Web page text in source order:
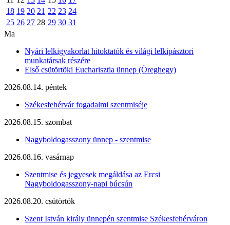
18 19 20 21 22 23 24
25 26 27 28 29 30 31
Ma
Nyári lelkigyakorlat hitoktatók és világi lelkipásztori
munkatársak részére
Első csütörtöki Eucharisztia ünnep (Öreghegy)
2026.08.14. péntek
Székesfehérvár fogadalmi szentmiséje
2026.08.15. szombat
Nagyboldogasszony ünnep - szentmise
2026.08.16. vasárnap
Szentmise és jegyesek megáldása az Ercsi
Nagyboldogasszony-napi búcsún
2026.08.20. csütörtök
Szent István király ünnepén szentmise Székesfehérváron